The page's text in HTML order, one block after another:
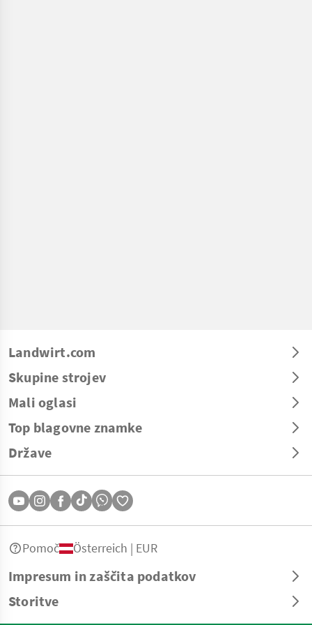
Landwirt.com
Skupine strojev
Mali oglasi
Top blagovne znamke
Države
Impresum in zaščita podatkov
Storitve
Pomoč Österreich | EUR